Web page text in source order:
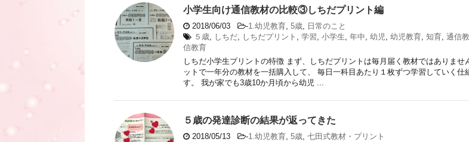
小学生向け通信教材の比較③しちだプリント編
2018/06/03 -1.幼児教育, 5歳, 日常のこと
５歳, しちだ, しちだプリント , 学習, 小学生, 年中, 幼児, 幼児教育, 知育, 通信
信教育
しちだ小学生プリントの特徴 まず、しちだプリントは毎月届く教材ではありませ
ットで一年分の教材を一括購入して、 毎日一科目あたり１枚ずつ学習していく仕
す。 我が家でも3歳10か月頃から幼児 ...
５歳の発達診断の結果が返ってきた
2018/05/13 -1.幼児教育, 5歳, 七田式教材・プリント